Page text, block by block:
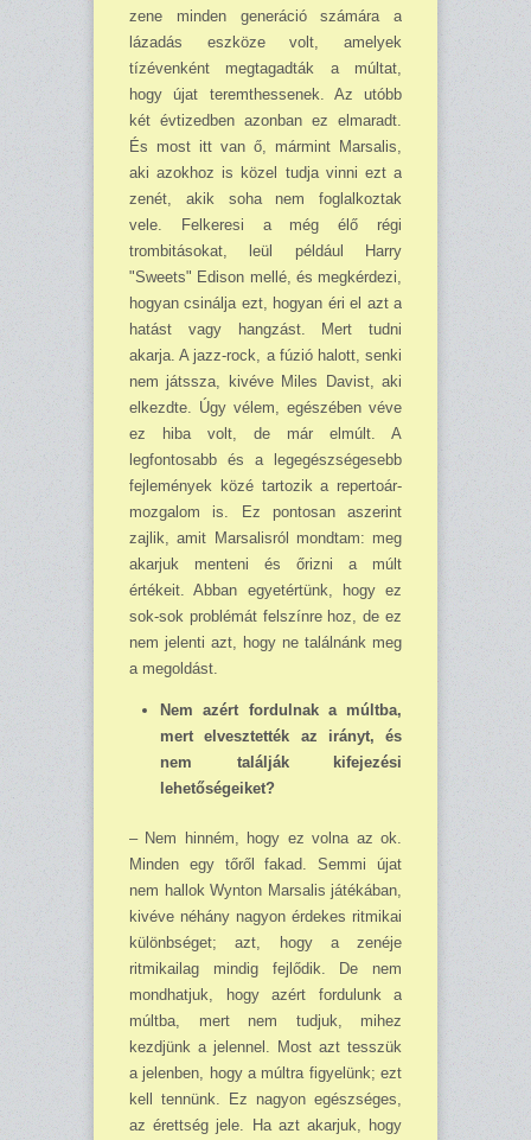
zene minden generáció számára a
lázadás eszköze volt, amelyek
tízévenként megtagadták a múltat,
hogy újat teremthessenek. Az utóbb
két évtizedben azonban ez elmaradt.
És most itt van ő, mármint Marsalis,
aki azokhoz is közel tudja vinni ezt a
zenét, akik soha nem fog­lal­koztak
vele. Felkeresi a még élő régi
trombitásokat, leül például Harry
"Sweets" Edison mellé, és megkérdezi,
hogyan csinálja ezt, hogyan éri el azt a
hatást vagy hangzást. Mert tudni
akarja. A jazz-rock, a fúzió halott, senki
nem játssza, kivéve Miles Davist, aki
elkezdte. Úgy vélem, egészében véve
ez hiba volt, de már elmúlt. A
legfontosabb és a legegészségesebb
fejlemények közé tartozik a repertoár-
mozgalom is. Ez pontosan aszerint
zajlik, amit Marsalisról mondtam: meg
akarjuk menteni és őrizni a múlt
értékeit. Abban egyetértünk, hogy ez
sok-sok problémát felszínre hoz, de ez
nem jelenti azt, hogy ne találnánk meg
a megoldást.
Nem azért fordulnak a múltba,
mert elvesztették az irányt, és
nem találják kifejezési
lehetőségeiket?
– Nem hinném, hogy ez volna az ok.
Minden egy tőről fakad. Semmi újat
nem hallok Wynton Marsalis játékában,
kivéve néhány nagyon érdekes ritmikai
különbséget; azt, hogy a zenéje
ritmikailag mindig fejlődik. De nem
mondhatjuk, hogy azért fordulunk a
múltba, mert nem tudjuk, mihez
kezdjünk a jelennel. Most azt tesszük
a jelenben, hogy a múltra figyelünk; ezt
kell tennünk. Ez nagyon egészséges,
az érettség jele. Ha azt akarjuk, hogy